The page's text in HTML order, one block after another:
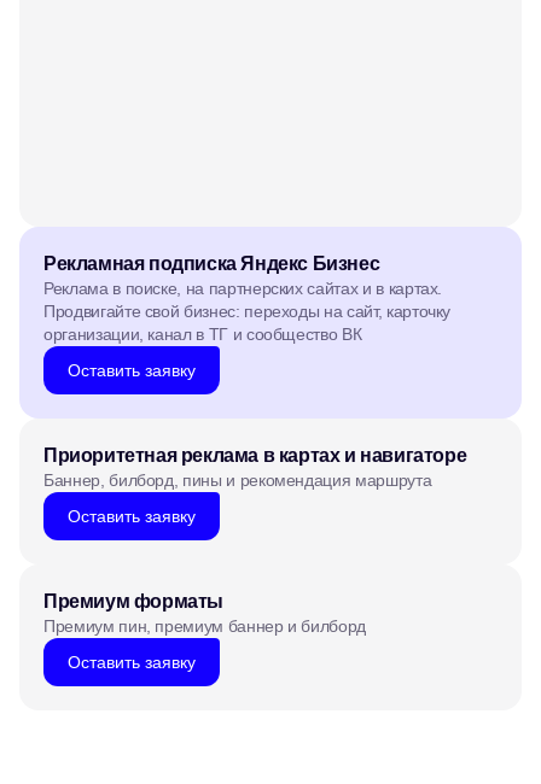
Рекламная подписка Яндекс Бизнес
Реклама в поиске, на партнерских сайтах и в картах.
Продвигайте свой бизнес: переходы на сайт, карточку
организации, канал в ТГ и сообщество ВК
Оставить заявку
Приоритетная реклама в картах и навигаторе
Баннер, билборд, пины и рекомендация маршрута
Оставить заявку
Премиум форматы
Премиум пин, премиум баннер и билборд
Оставить заявку